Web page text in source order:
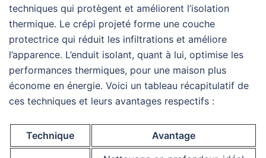
techniques qui protègent et améliorent l’isolation
thermique. Le crépi projeté forme une couche
protectrice qui réduit les infiltrations et améliore
l’apparence. L’enduit isolant, quant à lui, optimise les
performances thermiques, pour une maison plus
économe en énergie. Voici un tableau récapitulatif de
ces techniques et leurs avantages respectifs :
Technique Avantage